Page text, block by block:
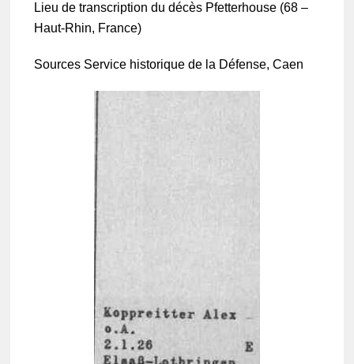
Lieu de trans­crip­tion du décès Pfet­te­rhouse (68 –
Haut-Rhin, France)
Sources Service histo­rique de la Défense, Caen